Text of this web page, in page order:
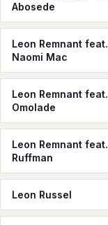
Abosede
Leon Remnant feat.
Naomi Mac
Leon Remnant feat.
Omolade
Leon Remnant feat.
Ruffman
Leon Russel